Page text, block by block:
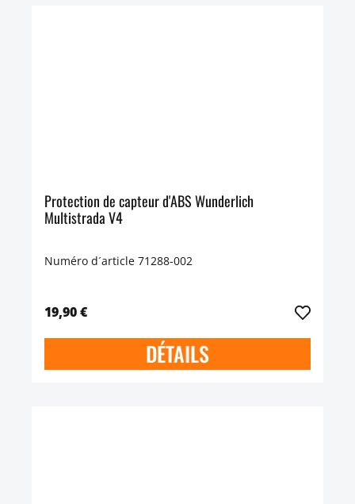
Protection de capteur d'ABS Wunderlich
Multistrada V4
Numéro d´article 71288-002
19,90 €
DÉTAILS